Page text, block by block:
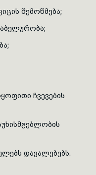
შემოწმება;
ჩვევების
დავალებებს.